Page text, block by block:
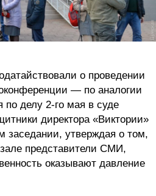
о проведении
— по аналогии
делу 2-го мая в суде
директора «Виктории»
заседании, утверждая о том,
представители СМИ,
оказывают давление